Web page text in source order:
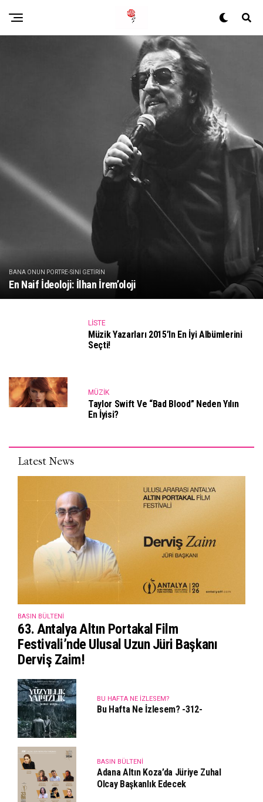
BANA ONUN PORTRE-SINI GETIRIN
En Naif İdeoloji: İlhan İrem’oloji
LISTE
Müzik Yazarları 2015’in En İyi Albümlerini
Seçti!
MÜZIK
Taylor Swift Ve “Bad Blood” Neden Yılın
En İyisi?
Latest News
BASIN BÜLTENI
63. Antalya Altın Portakal Film
Festivali’nde Ulusal Uzun Jüri Başkanı
Derviş Zaim!
BU HAFTA NE İZLESEM?
Bu Hafta Ne İzlesem? -312-
BASIN BÜLTENI
Adana Altın Koza’da Jüriye Zuhal
Olcay Başkanlık Edecek